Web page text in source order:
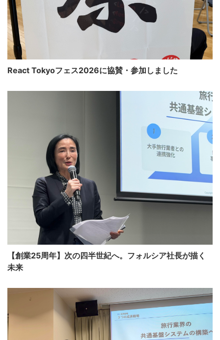
React Tokyoフェス2026に協賛・参加しました
【創業25周年】次の四半世紀へ。フォルシア社長が描く
未来